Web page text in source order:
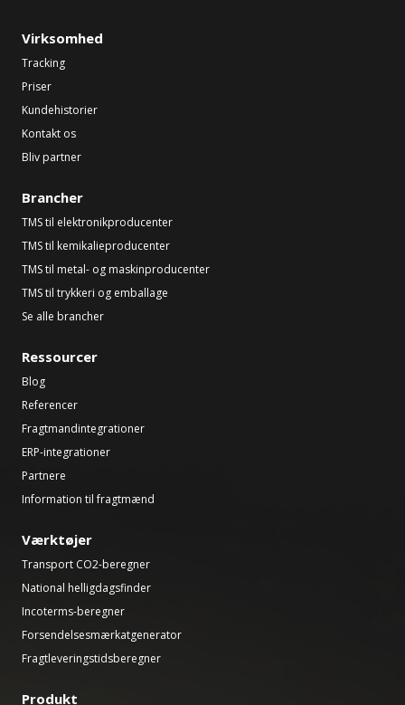
Virksomhed
Tracking
Priser
Kundehistorier
Kontakt os
Bliv partner
Brancher
TMS til elektronikproducenter
TMS til kemikalieproducenter
TMS til metal- og maskinproducenter
TMS til trykkeri og emballage
Se alle brancher
Ressourcer
Blog
Referencer
Fragtmandintegrationer
ERP-integrationer
Partnere
Information til fragtmænd
Værktøjer
Transport CO2-beregner
National helligdagsfinder
Incoterms-beregner
Forsendelsesmærkatgenerator
Fragtleveringstidsberegner
Produkt